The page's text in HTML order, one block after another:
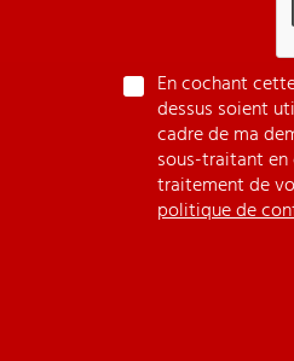
En cochant
dessus soient
cadre de ma
sous-traitant en
traitement de
politique de